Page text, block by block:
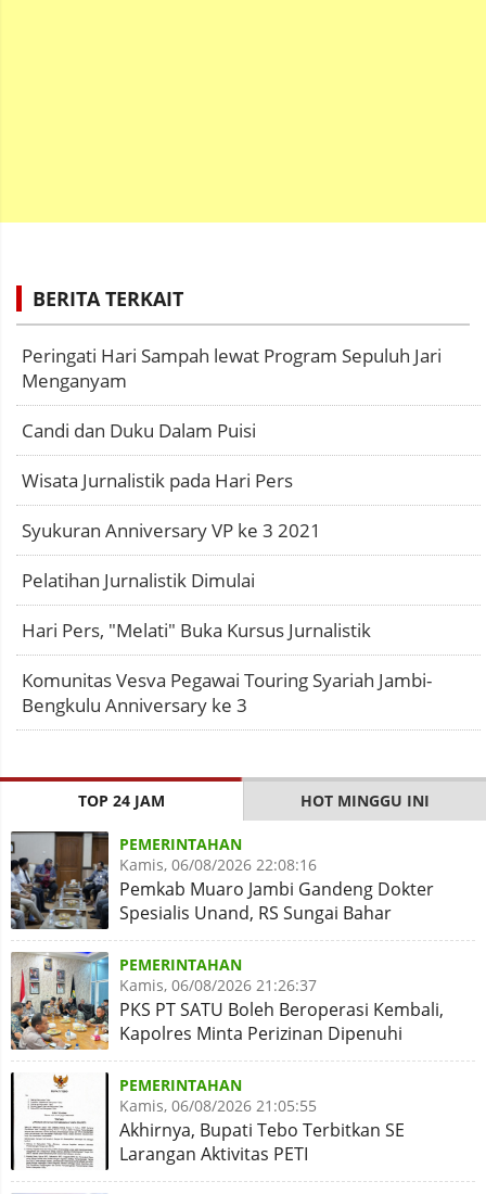
BERITA TERKAIT
Peringati Hari Sampah lewat Program Sepuluh Jari
Menganyam
Candi dan Duku Dalam Puisi
Wisata Jurnalistik pada Hari Pers
Syukuran Anniversary VP ke 3 2021
Pelatihan Jurnalistik Dimulai
Hari Pers, "Melati" Buka Kursus Jurnalistik
Komunitas Vesva Pegawai Touring Syariah Jambi-
Bengkulu Anniversary ke 3
TOP 24 JAM HOT MINGGU INI
PEMERINTAHAN
Kamis, 06/08/2026 22:08:16
Pemkab Muaro Jambi Gandeng Dokter
Spesialis Unand, RS Sungai Bahar
Disiapkan Naik Kelas
PEMERINTAHAN
Kamis, 06/08/2026 21:26:37
PKS PT SATU Boleh Beroperasi Kembali,
Kapolres Minta Perizinan Dipenuhi
PEMERINTAHAN
Kamis, 06/08/2026 21:05:55
Akhirnya, Bupati Tebo Terbitkan SE
Larangan Aktivitas PETI